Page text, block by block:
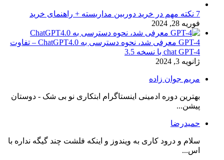
7 نکته مهم در خرید دوربین مداربسته + راهنمای خرید
فوریه 28, 2024
GPT-4 معرفی شد، نحوه دسترسی به ChatGPT4.0 – تفاوت
chat GPT-4 با نسخه 3.5
ژانویه 3, 2024
مریم جوان زاده
بهترین دوره ادمینی اینستاگرام ابتکاری نو بی شک - دوستان
پیشن...
حمیدرضا
سلام و درود کاری به ویندوز و اینکه فلشت چند گیگه نداره با
اس...